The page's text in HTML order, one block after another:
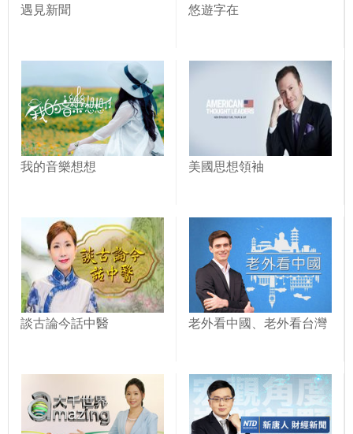
遇見新聞 悠遊字在
我的音樂想想 美國思想領袖
談古論今話中醫 老外看中國、老外看台灣